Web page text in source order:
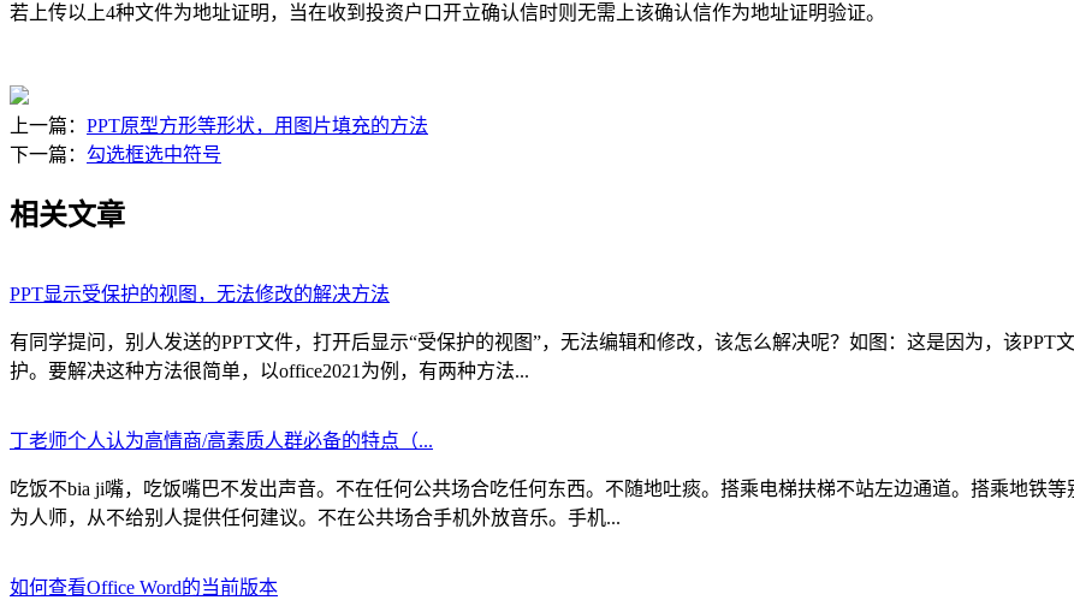
若上传以上4种文件为地址证明，当在收到投资户口开立确认信时则无需上该确认信作为地址证明验证。
上一篇： PPT原型方形等形状，用图片填充的方法
下一篇： 勾选框选中符号
相关文章
PPT显示受保护的视图，无法修改的解决方法
有同学提问，别人发送的PPT文件，打开后显示“受保护的视图”，无法编辑和修改，该怎么解决呢？如图：这是因为，该PPT
护。要解决这种方法很简单，以office2021为例，有两种方法...
丁老师个人认为高情商/高素质人群必备的特点（...
吃饭不bia ji嘴，吃饭嘴巴不发出声音。不在任何公共场合吃任何东西。不随地吐痰。搭乘电梯扶梯不站左边通道。搭乘地铁
为人师，从不给别人提供任何建议。不在公共场合手机外放音乐。手机...
如何查看Office Word的当前版本